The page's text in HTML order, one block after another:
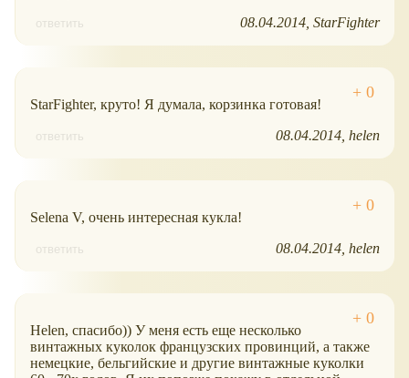
ответить 08.04.2014 StarFighter
StarFighter, круто! Я думала, корзинка готовая!
ответить 08.04.2014 helen
Selena V, очень интересная кукла!
ответить 08.04.2014 helen
Helen, спасибо)) У меня есть еще несколько
винтажных куколок французских провинций, а также
немецкие, бельгийские и другие винтажные куколки